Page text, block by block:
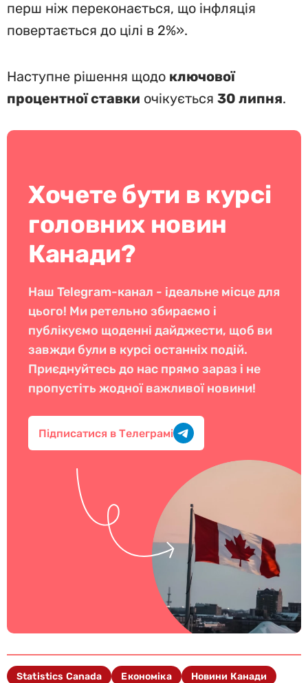
перш ніж переконається, що інфляція
повертається до цілі в 2%».
Наступне рішення щодо ключової
процентної ставки очікується 30 липня.
Хочете бути в курсі
головних новин
Канади?
Наш Telegram-канал - ідеальне місце для
цього! Ми ретельно збираємо і
публікуємо щоденні дайджести, щоб ви
завжди були в курсі останніх подій.
Приєднуйтесь до нас прямо зараз і не
пропустіть жодної важливої новини!
Підписатися в Телеграмі
Statistics Canada Економіка Новини Канади